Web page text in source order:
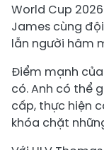
World Cup
James cùng
lẫn người hâm
Điểm mạnh
có. Anh có thể
cấp, thực hiện
khóa chặt